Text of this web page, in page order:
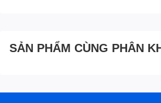
SẢN PHẨM CÙNG PHÂN